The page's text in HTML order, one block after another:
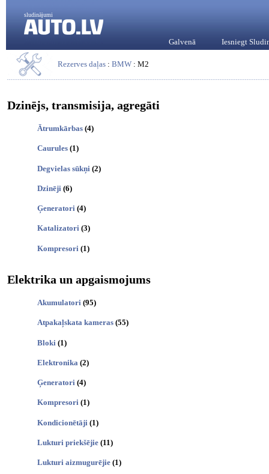
sludinājumi
Galvenā Iesniegt
Rezerves daļas : BMW : M2
Dzinējs, transmisija, agregāti
Ātrumkārbas (4)
Caurules (1)
Degvielas sūkņi (2)
Dzinēji (6)
Ģeneratori (4)
Katalizatori (3)
Kompresori (1)
Elektrika un apgaismojums
Akumulatori (95)
Atpakaļskata kameras (55)
Bloki (1)
Elektronika (2)
Ģeneratori (4)
Kompresori (1)
Kondicionētāji (1)
Lukturi priekšējie (11)
Lukturi aizmugurējie (1)